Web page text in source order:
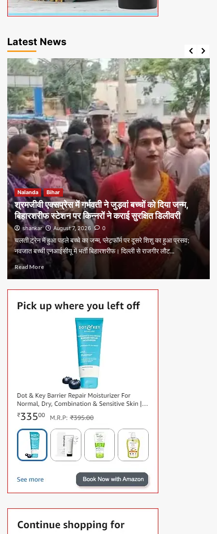
Latest News
Nalanda Bihar
श्रमजीवी एक्सप्रेस में गर्भवती ने जुड़वां बच्चों को दिया जन्म,
बिहारशरीफ स्टेशन पर किन्नरों ने कराई सुरक्षित डिलीवरी
shankar August 7, 2026 0
चलती ट्रेन में हुआ पहले बच्चे का जन्म, प्लेटफॉर्म पर दूसरे शिशु का हुआ प्रसव;
नवजात बच्ची एनआईसीयू में भर्ती बिहारशरीफ। दिल्ली से राजगीर लौट...
Read More